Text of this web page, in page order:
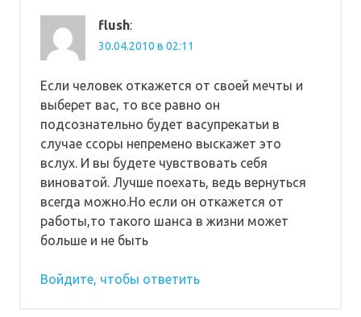
flush:
30.04.2010 в 02:11
Если человек откажется от своей мечты и
выберет вас, то все равно он
подсознательно будет васупрекатьи в
случае ссоры непремено выскажет это
вслух. И вы будете чувствовать себя
виноватой. Лучше поехать, ведь вернуться
всегда можно.Но если он откажется от
работы,то такого шанса в жизни может
больше и не быть
Войдите, чтобы ответить